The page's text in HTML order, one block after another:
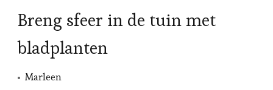
Breng sfeer in de tuin met
bladplanten
Marleen